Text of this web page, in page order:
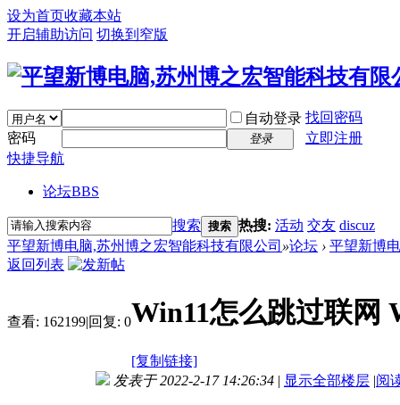
设为首页收藏本站
开启辅助访问 切换到窄版
自动登录 找回密码
密码
登录
立即注册
快捷导航
论坛BBS
搜索 搜索 热搜: 活动 交友 discuz
平望新博电脑,苏州博之宏智能科技有限公司 »论坛 › 平望新博
返回列表
查看: 162199|回复: 0Win11怎么跳过联网
[复制链接]
发表于 2022-2-17 14:26:34 | 显示全部楼层 |阅